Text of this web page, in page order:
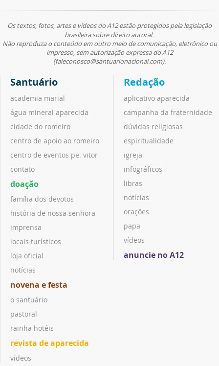
Os textos, fotos, artes e vídeos do A12 estão protegidos pela legislação
brasileira sobre direito autoral.
Não reproduza o conteúdo em outro meio de comunicação, eletrônico ou
impresso, sem autorização expressa do A12
(faleconosco@santuarionacional.com).
Santuário
academia marial
água mineral aparecida
cidade do romeiro
centro de apoio ao romeiro
centro de eventos pe. vitor
contato
doação
família dos devotos
história de nossa senhora
imprensa
locais turísticos
loja oficial
notícias
novena e festa
o santuário
pastoral
rainha hotéis
revista de aparecida
vídeos
Redação
aplicativo aparecida
campanha da fraternidade
dúvidas religiosas
espiritualidade
igreja
infográficos
libras
notícias
orações
papa
vídeos
anuncie no A12